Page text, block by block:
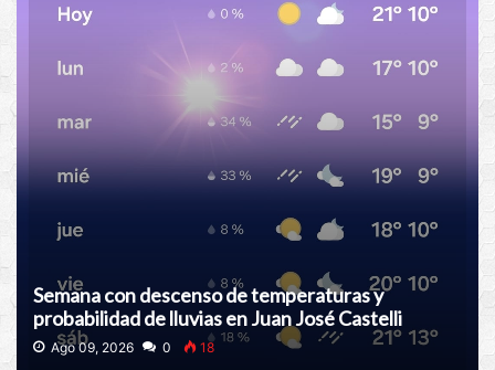
Semana con descenso de temperaturas y
probabilidad de lluvias en Juan José Castelli
Ago 09, 2026 0 18